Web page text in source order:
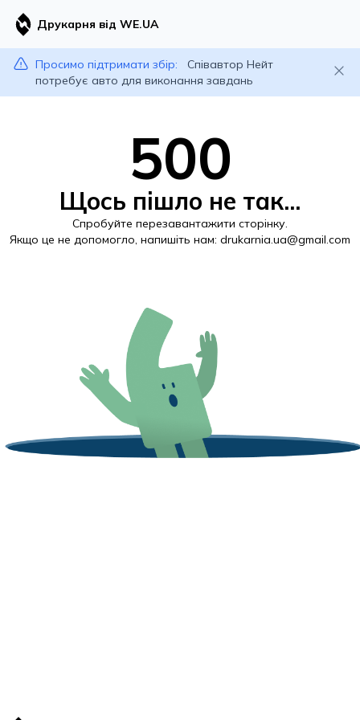
Друкарня від WE.UA
Просимо підтримати збір:
Співавтор Нейт
потребує авто для виконання завдань
500
Щось пішло не так...
Спробуйте перезавантажити сторінку.
Якщо це не допомогло, напишіть нам: drukarnia.ua@gmail.com